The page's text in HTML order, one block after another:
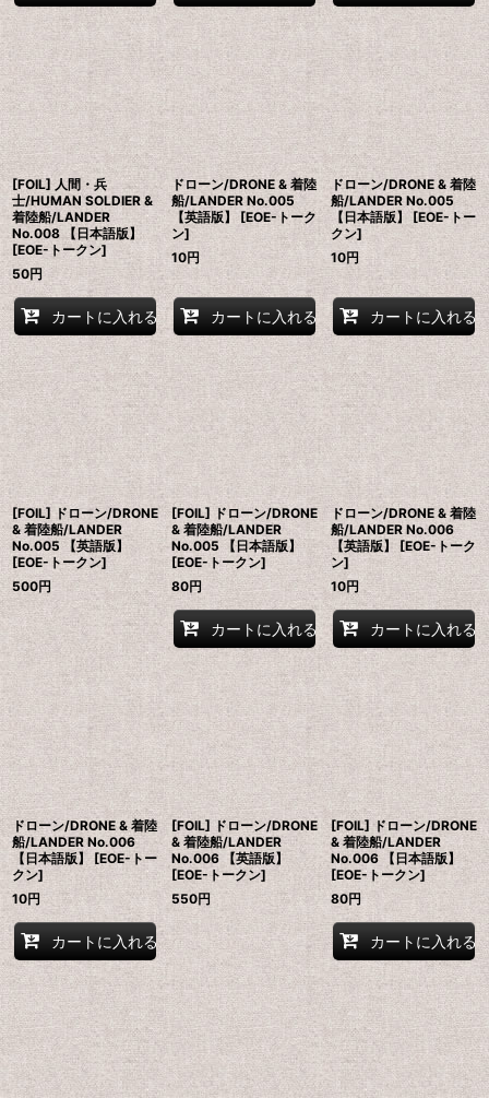
[FOIL] 人間・兵
士/HUMAN SOLDIER &
着陸船/LANDER
No.008 【日本語版】
[EOE-トークン]
50円
カートに入れる
ドローン/DRONE & 着陸
船/LANDER No.005
【英語版】 [EOE-トーク
ン]
10円
カートに入れる
ドローン/DRONE & 着陸
船/LANDER No.005
【日本語版】 [EOE-トー
クン]
10円
カートに入れる
[FOIL] ドローン/DRONE
& 着陸船/LANDER
No.005 【英語版】
[EOE-トークン]
500円
[FOIL] ドローン/DRONE
& 着陸船/LANDER
No.005 【日本語版】
[EOE-トークン]
80円
カートに入れる
ドローン/DRONE & 着陸
船/LANDER No.006
【英語版】 [EOE-トーク
ン]
10円
カートに入れる
ドローン/DRONE & 着陸
船/LANDER No.006
【日本語版】 [EOE-トー
クン]
10円
カートに入れる
[FOIL] ドローン/DRONE
& 着陸船/LANDER
No.006 【英語版】
[EOE-トークン]
550円
[FOIL] ドローン/DRONE
& 着陸船/LANDER
No.006 【日本語版】
[EOE-トークン]
80円
カートに入れる